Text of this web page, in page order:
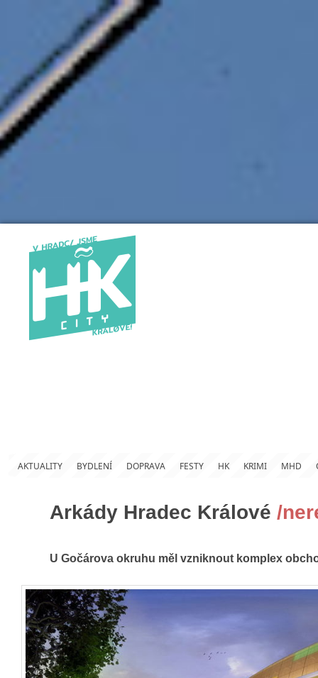
AKTUALITY BYDLENÍ DOPRAVA FESTY HK KRIMI MHD
Arkády Hradec Králové /
U Gočárova okruhu měl vzniknout komplex